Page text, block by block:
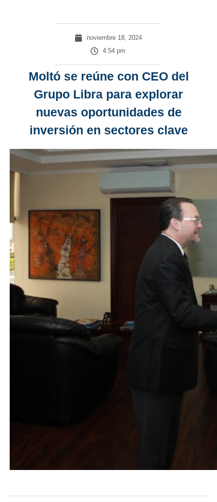
noviembre 18, 2024
4:54 pm
Moltó se reúne con CEO del
Grupo Libra para explorar
nuevas oportunidades de
inversión en sectores clave